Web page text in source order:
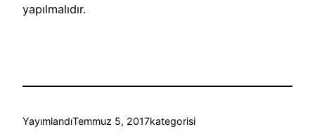
yapılmalıdır.
YayımlandıTemmuz 5, 2017kategorisi